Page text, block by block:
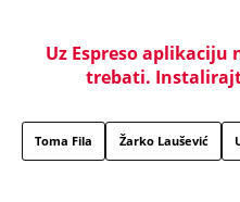
Uz Espreso aplikaciju
trebati.
Toma Fila Žarko Laušević